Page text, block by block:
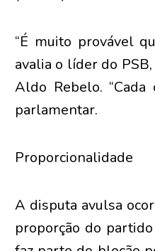
“É muito provável
avalia o líder do
Aldo Rebelo.
parlamentar.
Proporcionalidade
A disputa avulsa
proporção do